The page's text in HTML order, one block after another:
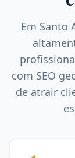
Em Santo
com SEO
de atrair